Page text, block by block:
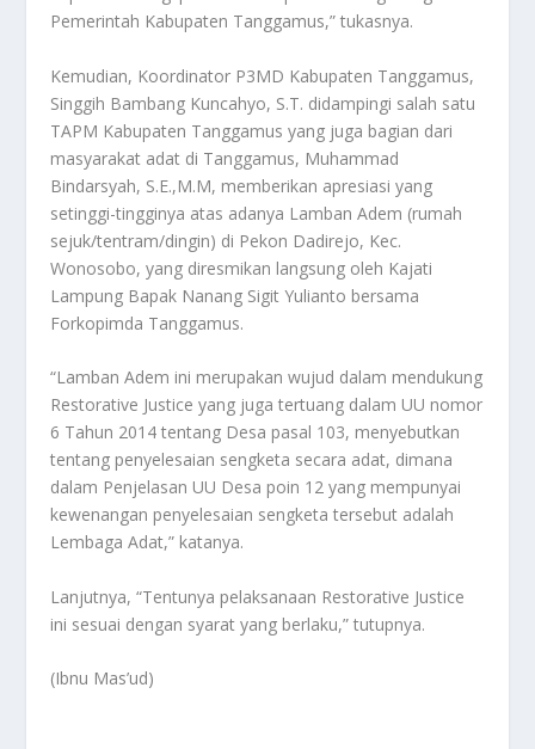
Pemerintah Kabupaten Tanggamus,” tukasnya.
Kemudian, Koordinator P3MD Kabupaten Tanggamus,
Singgih Bambang Kuncahyo, S.T. didampingi salah satu
TAPM Kabupaten Tanggamus yang juga bagian dari
masyarakat adat di Tanggamus, Muhammad
Bindarsyah, S.E.,M.M, memberikan apresiasi yang
setinggi-tingginya atas adanya Lamban Adem (rumah
sejuk/tentram/dingin) di Pekon Dadirejo, Kec.
Wonosobo, yang diresmikan langsung oleh Kajati
Lampung Bapak Nanang Sigit Yulianto bersama
Forkopimda Tanggamus.
“Lamban Adem ini merupakan wujud dalam mendukung
Restorative Justice yang juga tertuang dalam UU nomor
6 Tahun 2014 tentang Desa pasal 103, menyebutkan
tentang penyelesaian sengketa secara adat, dimana
dalam Penjelasan UU Desa poin 12 yang mempunyai
kewenangan penyelesaian sengketa tersebut adalah
Lembaga Adat,” katanya.
Lanjutnya, “Tentunya pelaksanaan Restorative Justice
ini sesuai dengan syarat yang berlaku,” tutupnya.
(Ibnu Mas’ud)